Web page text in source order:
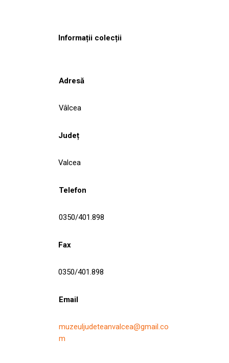
Informații colecții
Adresă
Vâlcea
Județ
Valcea
Telefon
0350/401.898
Fax
0350/401.898
Email
muzeuljudeteanvalcea@gmail.co
m